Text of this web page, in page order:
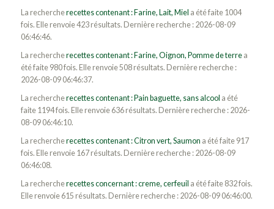
La rechercherecettes contenant : Farine, Lait, Miel a été faite 1004
fois. Elle renvoie 423 résultats. Dernière recherche : 2026-08-09
06:46:46.
La rechercherecettes contenant : Farine, Oignon, Pomme de terrea
été faite 980 fois. Elle renvoie 508 résultats. Dernière recherche :
2026-08-09 06:46:37.
La rechercherecettes contenant : Pain baguette, sans alcool a été
faite 1194 fois. Elle renvoie 636 résultats. Dernière recherche : 2026-
08-09 06:46:10.
La rechercherecettes contenant : Citron vert, Saumon a été faite 917
fois. Elle renvoie 167 résultats. Dernière recherche : 2026-08-09
06:46:08.
La rechercherecettes concernant : creme, cerfeuil a été faite 832 fois.
Elle renvoie 615 résultats. Dernière recherche : 2026-08-09 06:46:00.